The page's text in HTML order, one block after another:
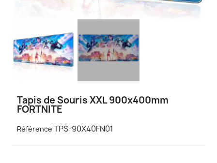
Tapis de Souris XXL 900x400mm
FORTNITE
Référence TPS-90X40FN01